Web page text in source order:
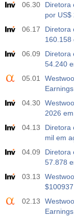
06.30
Diretora
por US$
06.17
Diretora
160.158
06.09
Diretora
54.240
05.01
04.30
2026
04.13
Diretora
mil em
04.09
Diretora
57.878
03.13
02.13